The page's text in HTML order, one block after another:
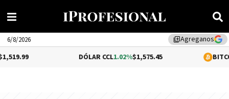
library_addAgreganos
6/8/2026
1.02%$1,575.45 0.2%